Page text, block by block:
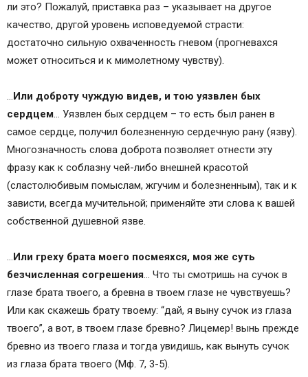
ли это? Пожалуй, приставка раз – указывает на другое
качество, другой уровень исповедуемой страсти:
достаточно сильную охваченность гневом (прогневахся
может относиться и к мимолетному чувству).
…Или доброту чуждую видев, и тою уязвлен бых
сердцем… Уязвлен бых сердцем – то есть был ранен в
самое сердце, получил болезненную сердечную рану (язву).
Многозначность слова доброта позволяет отнести эту
фразу как к соблазну чей-либо внешней красотой
(сластолюбивым помыслам, жгучим и болезненным), так и к
зависти, всегда мучительной; применяйте эти слова к вашей
собственной душевной язве.
…Или греху брата моего посмеяхся, моя же суть
безчисленная согрешения… Что ты смотришь на сучок в
глазе брата твоего, а бревна в твоем глазе не чувствуешь?
Или как скажешь брату твоему: “дай, я выну сучок из глаза
твоего”, а вот, в твоем глазе бревно? Лицемер! вынь прежде
бревно из твоего глаза и тогда увидишь, как вынуть сучок
из глаза брата твоего (Мф. 7, 3-5).